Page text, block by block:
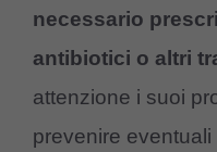
necessario
antibiotici o altri
attenzione i suoi
prevenire